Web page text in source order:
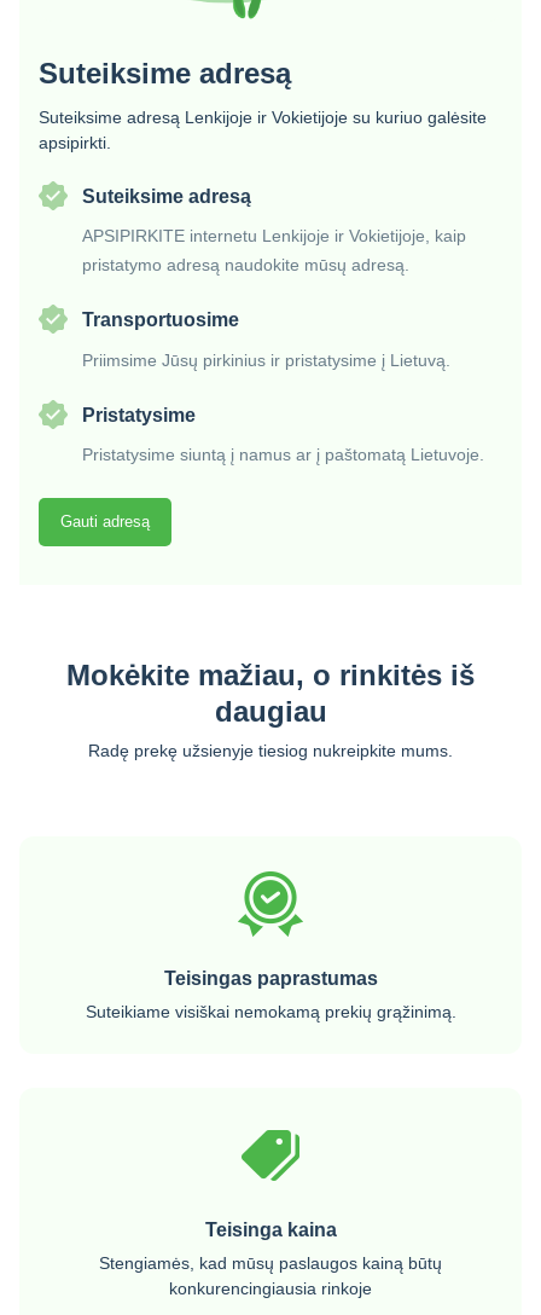
Suteiksime adresą
Suteiksime adresą Lenkijoje ir Vokietijoje su kuriuo galėsite
apsipirkti.
Suteiksime adresą
APSIPIRKITE internetu Lenkijoje ir Vokietijoje, kaip
pristatymo adresą naudokite mūsų adresą.
Transportuosime
Priimsime Jūsų pirkinius ir pristatysime į Lietuvą.
Pristatysime
Pristatysime siuntą į namus ar į paštomatą Lietuvoje.
Gauti adresą
Mokėkite mažiau, o rinkitės iš
daugiau
Radę prekę užsienyje tiesiog nukreipkite mums.
Teisingas paprastumas
Suteikiame visiškai nemokamą prekių grąžinimą.
Teisinga kaina
Stengiamės, kad mūsų paslaugos kainą būtų
konkurencingiausia rinkoje